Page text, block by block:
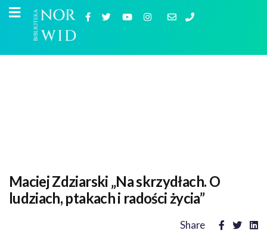
Maciej Zdziarski „Na skrzydłach. O
ludziach, ptakach i radości życia”
Share